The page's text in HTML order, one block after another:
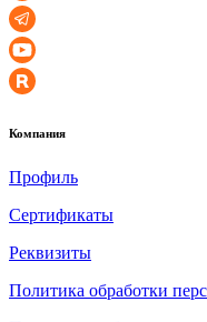
Компания
Профиль
Сертификаты
Реквизиты
Политика обработки